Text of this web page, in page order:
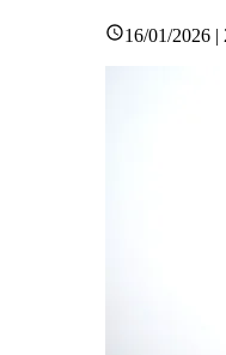
16/01/2026 |